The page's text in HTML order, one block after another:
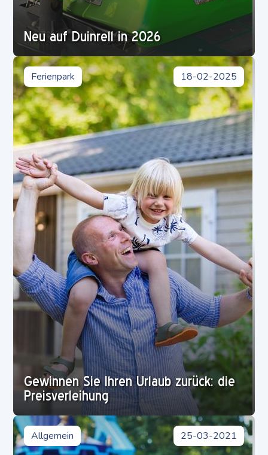
Neu auf Duinrell in 2026
Gewinnen Sie Ihren Urlaub zurück: die
Preisverleihung
Ferienpark 18-02-2025
Für welches Alter ist Duinrell geeignet?
Erlebnispark 01-04-2023
Allgemein 25-03-2021